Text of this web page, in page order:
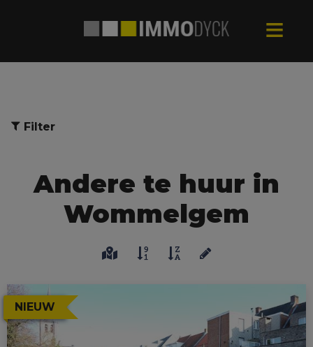
Filter
Andere te huur in
Wommelgem
NIEUW